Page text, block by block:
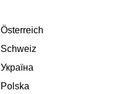
Österreich
Schweiz
Україна
Polska